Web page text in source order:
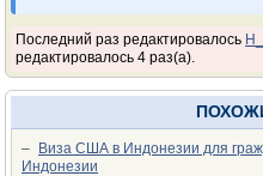
Последний раз редактировалось
редактировалось 4 раз(а).
–
Виза США в Индонезии для
Индонезии